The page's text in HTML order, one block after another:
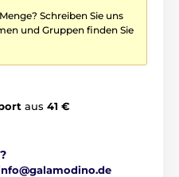
Schreiben Sie uns
und Gruppen finden Sie
aus 41 €